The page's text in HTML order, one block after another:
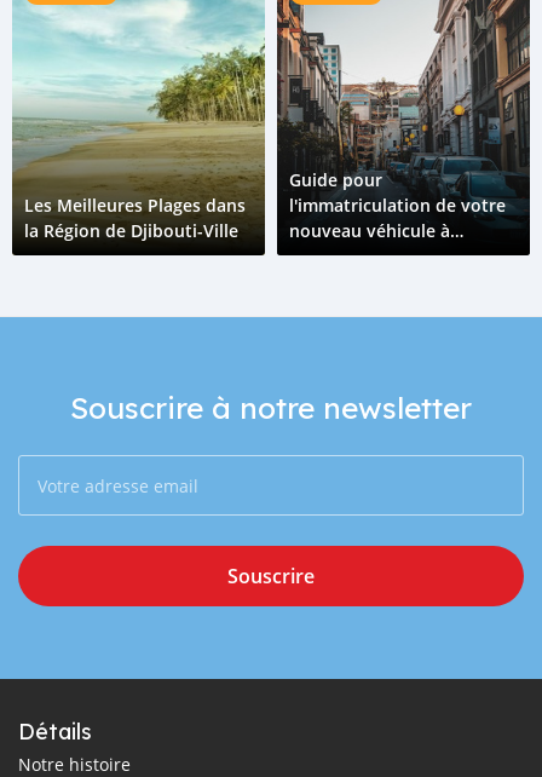
Les Meilleures Plages dans
la Région de Djibouti-Ville
Guide pour
l'immatriculation de votre
nouveau véhicule à
Djibouti
Souscrire à notre newsletter
Souscrire
Détails
Notre histoire